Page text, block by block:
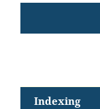
Indexing